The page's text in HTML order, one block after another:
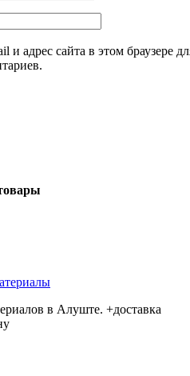
и адрес сайта в этом браузере
в Алуште. +доставка